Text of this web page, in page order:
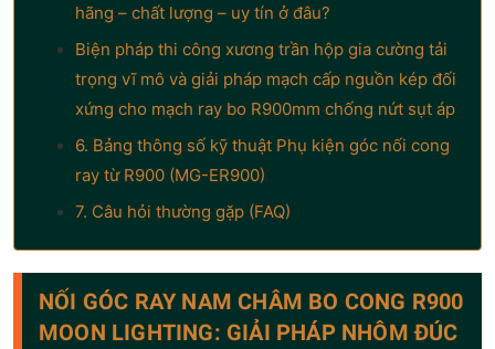
hãng – chất lượng – uy tín ở đâu?
Biện pháp thi công xương trần hộp gia cường tải
trọng vĩ mô và giải pháp mạch cấp nguồn kép đối
xứng cho mạch ray bo R900mm chống nứt sụt áp
6. Bảng thông số kỹ thuật Phụ kiện góc nối cong
ray từ R900 (MG-ER900)
7. Câu hỏi thường gặp (FAQ)
NỐI GÓC RAY NAM CHÂM BO CONG R900
MOON LIGHTING: GIẢI PHÁP NHÔM ĐÚC